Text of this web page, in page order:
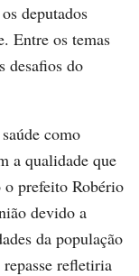
deputados
Entre os temas
desafios do
como
a qualidade que
o prefeito Robério
devido a
da população
refletiria